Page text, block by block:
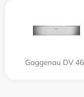
Gaggenau DV